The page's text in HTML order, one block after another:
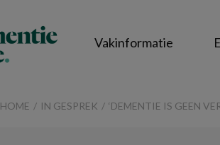
Vakinformatie
HOME IN GESPREK ‘DEMENTIE IS GEEN